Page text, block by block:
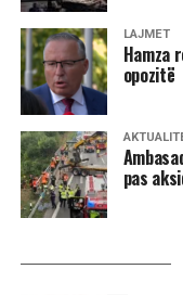
LAJMET
Hamza
opozitë
pas